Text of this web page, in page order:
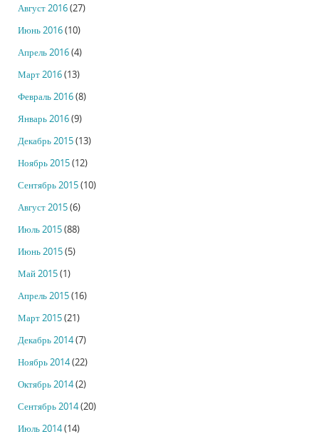
Август 2016(27)
Июнь 2016(10)
Апрель 2016(4)
Март 2016(13)
Февраль 2016(8)
Январь 2016(9)
Декабрь 2015(13)
Ноябрь 2015(12)
Сентябрь 2015(10)
Август 2015(6)
Июль 2015(88)
Июнь 2015(5)
Май 2015(1)
Апрель 2015(16)
Март 2015(21)
Декабрь 2014(7)
Ноябрь 2014(22)
Октябрь 2014(2)
Сентябрь 2014(20)
Июль 2014(14)